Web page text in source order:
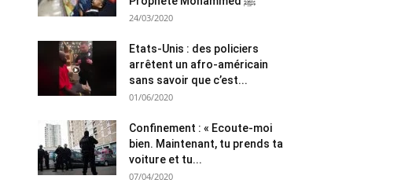
24/03/2020
Etats-Unis : des policiers
arrêtent un afro-américain
sans savoir que c’est...
01/06/2020
Confinement : « Ecoute-moi
bien. Maintenant, tu prends ta
voiture et tu...
07/04/2020